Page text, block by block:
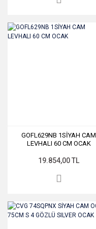
GOFL629NB 1SİYAH CAM
LEVHALI 60 CM OCAK
19.854,00 TL